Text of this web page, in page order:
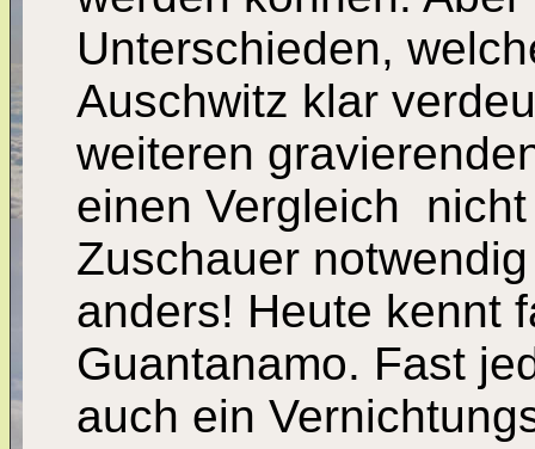
Unterschieden,
Auschwitz klar
weiteren
einen Vergleich
Zuschauer
anders! Heute kennt
Guantanamo. Fast
auch ein